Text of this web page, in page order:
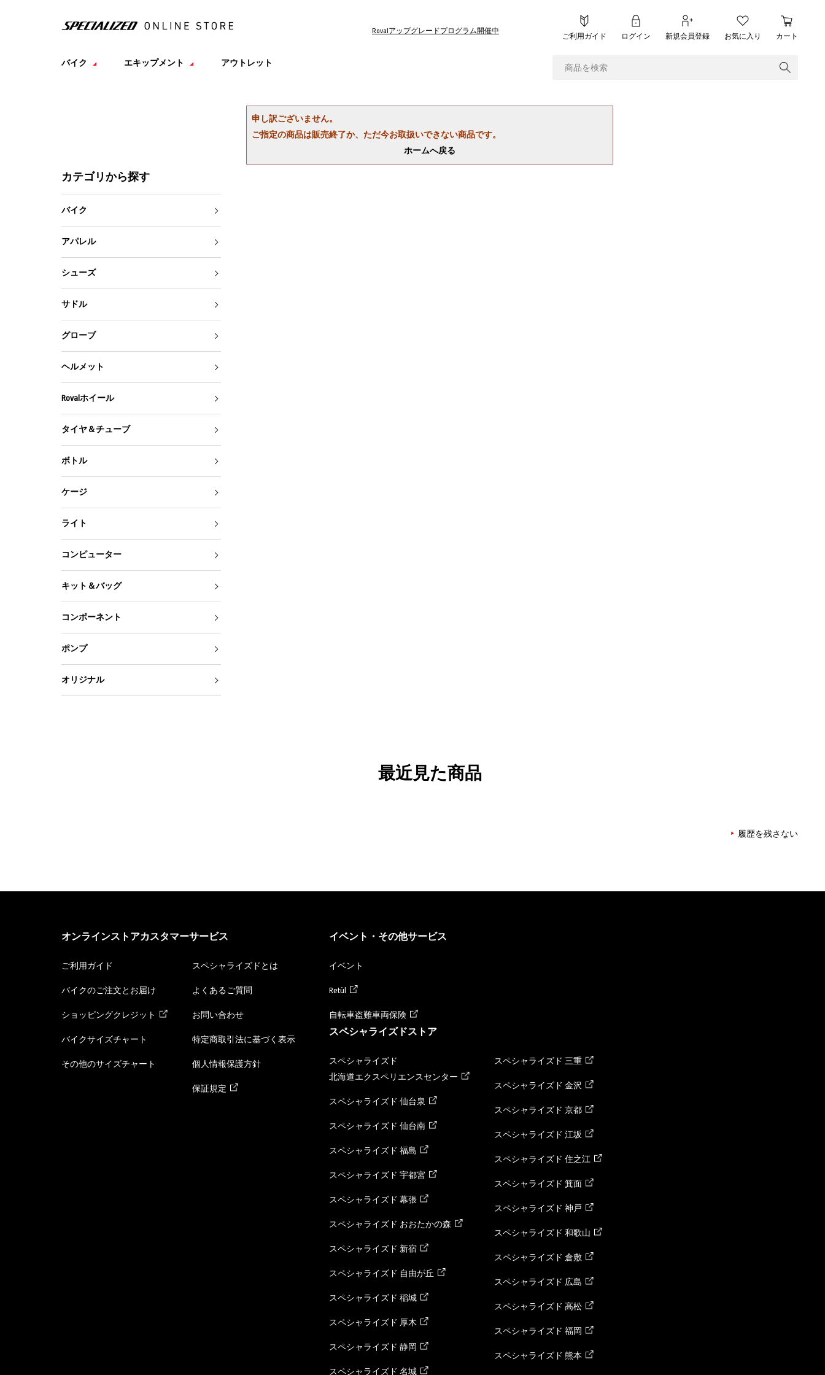
Rovalアップグレードプログラム開催中
ご利用ガイド ログイン 新規会員登録 お気に入り カート
バイク エキップメント アウトレット
申し訳ございません。
ご指定の商品は販売終了か、ただ今お取扱いできない商品です。
ホームへ戻る
カテゴリから探す
バイク
アパレル
シューズ
サドル
グローブ
ヘルメット
Rovalホイール
タイヤ＆チューブ
ボトル
ケージ
ライト
コンピューター
キット＆バッグ
コンポーネント
ポンプ
オリジナル
最近見た商品
履歴を残さない
オンラインストアカスタマーサービス
ご利用ガイド
バイクのご注文とお届け
ショッピングクレジット
バイクサイズチャート
その他のサイズチャート
スペシャライズドとは
よくあるご質問
お問い合わせ
特定商取引法に基づく表示
個人情報保護方針
保証規定
イベント・その他サービス
イベント
Retül
自転車盗難車両保険
スペシャライズドストア
スペシャライズド
北海道エクスペリエンスセンター
スペシャライズド 仙台泉
スペシャライズド 仙台南
スペシャライズド 福島
スペシャライズド 宇都宮
スペシャライズド 幕張
スペシャライズド おおたかの森
スペシャライズド 新宿
スペシャライズド 自由が丘
スペシャライズド 稲城
スペシャライズド 厚木
スペシャライズド 静岡
スペシャライズド 名城
スペシャライズド 三重
スペシャライズド 金沢
スペシャライズド 京都
スペシャライズド 江坂
スペシャライズド 住之江
スペシャライズド 箕面
スペシャライズド 神戸
スペシャライズド 和歌山
スペシャライズド 倉敷
スペシャライズド 広島
スペシャライズド 高松
スペシャライズド 福岡
スペシャライズド 熊本